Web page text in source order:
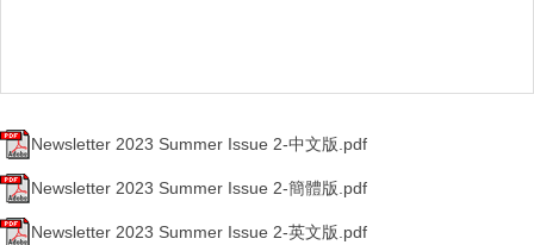
Newsletter 2023 Summer Issue 2-中文版.pdf
Newsletter 2023 Summer Issue 2-簡體版.pdf
Newsletter 2023 Summer Issue 2-英文版.pdf